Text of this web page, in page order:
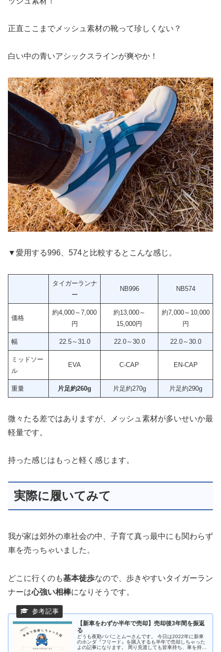
正直ここまでメッシュ素材の靴って珍しくない？
白い中の青いアシックスラインが爽やか！
▼愛用する996、574と比較するとこんな感じ。
タイガーランナ
ー
NB996 NB574
価格
約4,000～7,000
円
約13,000～
15,000円
約7,000～10,000
円
幅 22.5～31.0 22.0～30.0 22.0～30.0
ミッドソー
ル
EVA C-CAP EN-CAP
重量 片足約260g 片足約270g 片足約290g
微々たる差ではありますが、メッシュ素材が多いせいか最
軽量です。
持った感じはもっと軽く感じます。
実際に履いてみて
我が家は郊外の車社会の中、子育て真っ最中にも関わらず
車を売っちゃいました。
どこに行くのも基本徒歩なので、歩きやすいタイガーラン
ナーは心強い相棒になりそうです。
【新車をわずか半年で売却】売却後3年間を振返
る
どうも夜勤パパことムーさんです。 今日は2022年に新車
のホンダ『フリード』を購入するも半年で売却しちゃった
よの記事になります。 周り見渡しても皆車持ち、車を持た